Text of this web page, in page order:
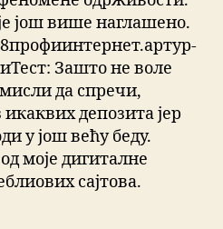
још више наглашено.
Зашто не воле
да спречи,
депозита јер
у још већу беду.
моје дигиталне
сајтова.